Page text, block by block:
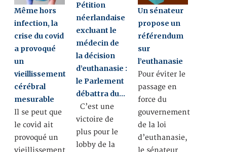
Même hors
infection, la
crise du covid
a provoqué
un
vieillissement
cérébral
mesurable
Il se peut que
le covid ait
provoqué un
vieillissement
Pétition
néerlandaise
excluant le
médecin de
la décision
d’euthanasie :
le Parlement
débattra du…
C’est une
victoire de
plus pour le
lobby de la
Un sénateur
propose un
référendum
sur
l’euthanasie
Pour éviter le
passage en
force du
gouvernement
de la loi
d’euthanasie,
le sénateur